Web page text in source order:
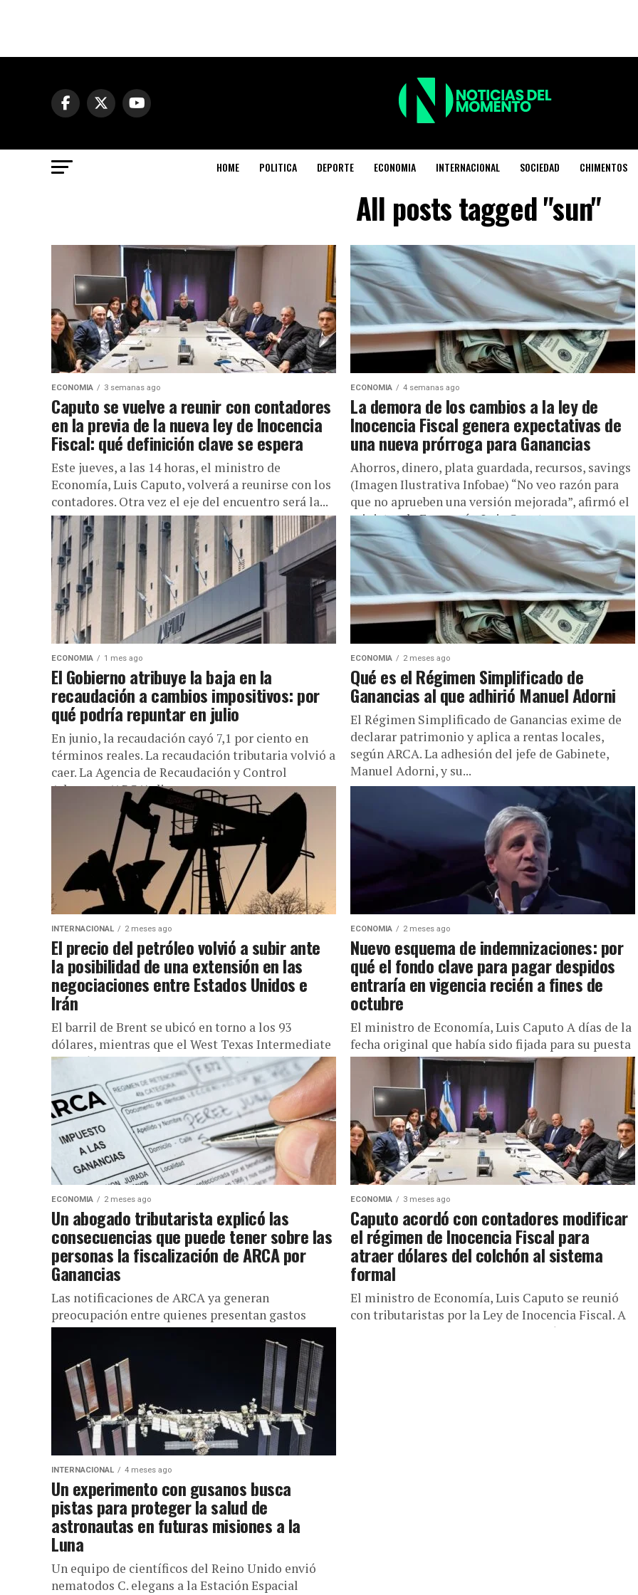
HOME POLITICA DEPORTE ECONOMIA INTERNACIONAL SOCIEDAD CHIMENTOS
All posts tagged "sun"
ECONOMIA 3 semanas ago
Caputo se vuelve a reunir con contadores
en la previa de la nueva ley de Inocencia
Fiscal: qué definición clave se espera
Este jueves, a las 14 horas, el ministro de
Economía, Luis Caputo, volverá a reunirse con los
contadores. Otra vez el eje del encuentro será la...
ECONOMIA 4 semanas ago
La demora de los cambios a la ley de
Inocencia Fiscal genera expectativas de
una nueva prórroga para Ganancias
Ahorros, dinero, plata guardada, recursos, savings
(Imagen Ilustrativa Infobae) “No veo razón para
que no aprueben una versión mejorada”, afirmó el
ministro de Economía, Luis Caputo,...
ECONOMIA 1 mes ago
El Gobierno atribuye la baja en la
recaudación a cambios impositivos: por
qué podría repuntar en julio
En junio, la recaudación cayó 7,1 por ciento en
términos reales. La recaudación tributaria volvió a
caer. La Agencia de Recaudación y Control
Aduanero (ARCA) dio...
ECONOMIA 2 meses ago
Qué es el Régimen Simplificado de
Ganancias al que adhirió Manuel Adorni
El Régimen Simplificado de Ganancias exime de
declarar patrimonio y aplica a rentas locales,
según ARCA. La adhesión del jefe de Gabinete,
Manuel Adorni, y su...
INTERNACIONAL 2 meses ago
El precio del petróleo volvió a subir ante
la posibilidad de una extensión en las
negociaciones entre Estados Unidos e
Irán
El barril de Brent se ubicó en torno a los 93
dólares, mientras que el West Texas Intermediate
avanzó hasta cerca de los 89 dólares en...
ECONOMIA 2 meses ago
Nuevo esquema de indemnizaciones: por
qué el fondo clave para pagar despidos
entraría en vigencia recién a fines de
octubre
El ministro de Economía, Luis Caputo A días de la
fecha original que había sido fijada para su puesta
en marcha, el Gobierno dejo trascender que...
ECONOMIA 2 meses ago
Un abogado tributarista explicó las
consecuencias que puede tener sobre las
personas la fiscalización de ARCA por
Ganancias
Las notificaciones de ARCA ya generan
preocupación entre quienes presentan gastos
deducibles inconsistentes o desproporcionados En
una entrevista en Infobae a la Tarde, el abogado
tributarista...
ECONOMIA 3 meses ago
Caputo acordó con contadores modificar
el régimen de Inocencia Fiscal para
atraer dólares del colchón al sistema
formal
El ministro de Economía, Luis Caputo se reunió
con tributaristas por la Ley de Inocencia Fiscal. A
pesar de que el ministro de Economía, Luis
INTERNACIONAL 4 meses ago
Un experimento con gusanos busca
pistas para proteger la salud de
astronautas en futuras misiones a la
Luna
Un equipo de científicos del Reino Unido envió
nematodos C. elegans a la Estación Espacial